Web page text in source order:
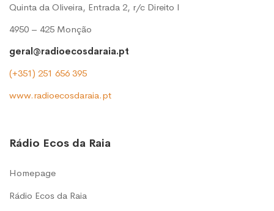
Quinta da Oliveira, Entrada 2, r/c Direito l
4950 – 425 Monção
geral@radioecosdaraia.pt
(+351) 251 656 395
www.radioecosdaraia.pt
Rádio Ecos da Raia
Homepage
Rádio Ecos da Raia